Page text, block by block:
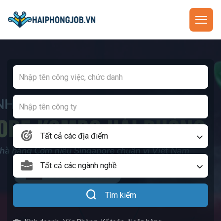
Tất cả các địa điểm
Tất cả các ngành nghề
Tìm kiếm